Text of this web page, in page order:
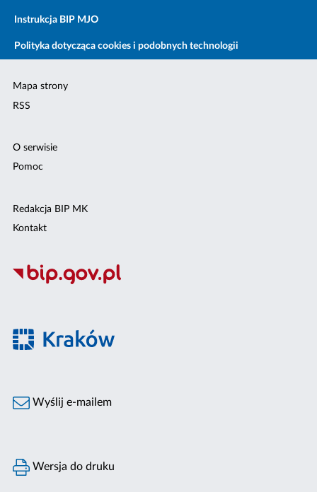
Instrukcja BIP MJO
Polityka dotycząca cookies i podobnych technologii
Mapa strony
RSS
O serwisie
Pomoc
Redakcja BIP MK
Kontakt
Wyślij e-mailem
Wersja do druku